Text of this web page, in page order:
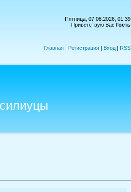
Пятница, 07.08.2026, 01:39
Приветствую Вас Гость
Главная | Регистрация | Вход | RSS